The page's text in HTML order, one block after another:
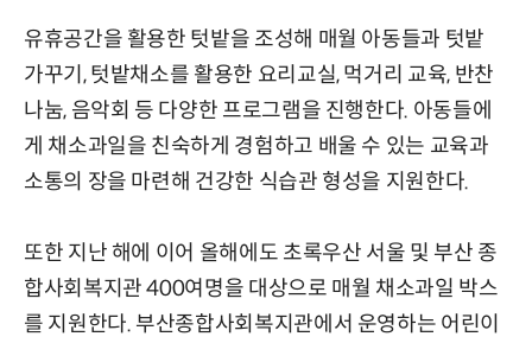
유휴공간을 활용한 텃밭을 조성해 매월 아동들과 텃밭
가꾸기, 텃밭채소를 활용한 요리교실, 먹거리 교육, 반찬
나눔, 음악회 등 다양한 프로그램을 진행한다. 아동들에
게 채소과일을 친숙하게 경험하고 배울 수 있는 교육과
소통의 장을 마련해 건강한 식습관 형성을 지원한다.
또한 지난 해에 이어 올해에도 초록우산 서울 및 부산 종
합사회복지관 400여명을 대상으로 매월 채소과일 박스
를 지원한다. 부산종합사회복지관에서 운영하는 어린이